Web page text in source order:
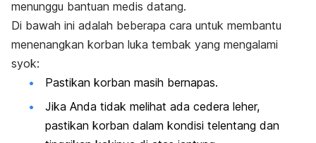
menunggu bantuan medis datang.
Di bawah ini adalah beberapa cara untuk membantu
menenangkan korban luka tembak yang mengalami
syok:
Pastikan korban masih bernapas.
Jika Anda tidak melihat ada cedera leher,
pastikan korban dalam kondisi telentang dan